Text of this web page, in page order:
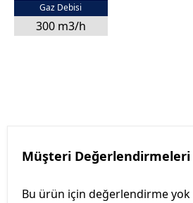
Gaz Debisi
300 m3/h
Müşteri Değerlendirmeleri
Bu ürün için değerlendirme yok